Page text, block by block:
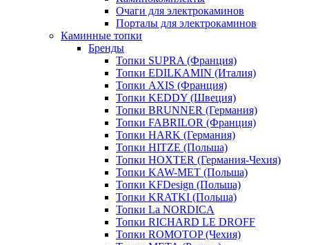
Очаги для электрокаминов
Порталы для электрокаминов
Каминные топки
Бренды
Топки SUPRA (Франция)
Топки EDILKAMIN (Италия)
Топки AXIS (Франция)
Топки KEDDY (Швеция)
Топки BRUNNER (Германия)
Топки FABRILOR (Франция)
Топки HARK (Германия)
Топки HITZE (Польша)
Топки HOXTER (Германия-Чехия)
Топки KAW-MET (Польша)
Топки KFDesign (Польша)
Топки KRATKI (Польша)
Топки La NORDICA
Топки RICHARD LE DROFF
Топки ROMOTOP (Чехия)